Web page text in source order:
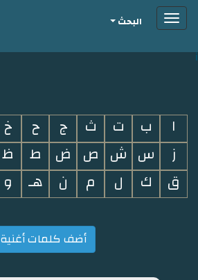
i
Toggleالبحث
ا ب ت ث ج ح خ
ز
س ش ص ض ط ظ
ق
ك ل م ن هـ و
أضف كلمات أغنية